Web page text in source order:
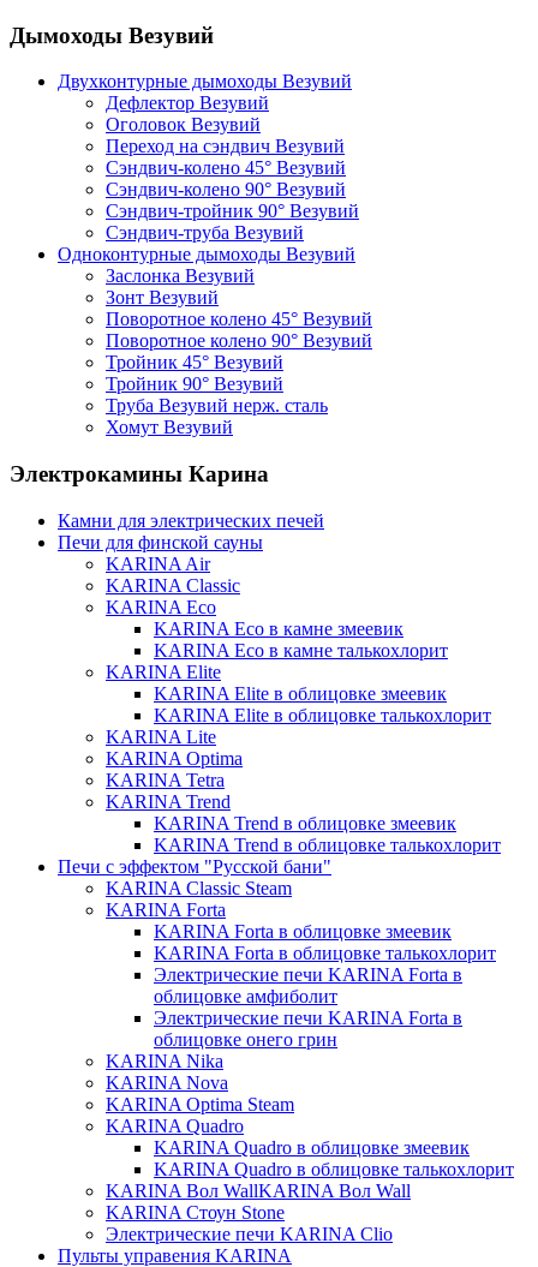
Дымоходы Везувий
Двухконтурные дымоходы Везувий
Дефлектор Везувий
Оголовок Везувий
Переход на сэндвич Везувий
Сэндвич-колено 45° Везувий
Сэндвич-колено 90° Везувий
Сэндвич-тройник 90° Везувий
Сэндвич-труба Везувий
Одноконтурные дымоходы Везувий
Заслонка Везувий
Зонт Везувий
Поворотное колено 45° Везувий
Поворотное колено 90° Везувий
Тройник 45° Везувий
Тройник 90° Везувий
Труба Везувий нерж. сталь
Хомут Везувий
Электрокамины Карина
Камни для электрических печей
Печи для финской сауны
KARINA Air
KARINA Classic
KARINA Eco
KARINA Eco в камне змеевик
KARINA Eco в камне талькохлорит
KARINA Elite
KARINA Elite в облицовке змеевик
KARINA Elite в облицовке талькохлорит
KARINA Lite
KARINA Optima
KARINA Tetra
KARINA Trend
KARINA Trend в облицовке змеевик
KARINA Trend в облицовке талькохлорит
Печи с эффектом "Русской бани"
KARINA Classic Steam
KARINA Forta
KARINA Forta в облицовке змеевик
KARINA Forta в облицовке талькохлорит
Электрические печи KARINA Forta в
облицовке амфиболит
Электрические печи KARINA Forta в
облицовке онего грин
KARINA Nika
KARINA Nova
KARINA Optima Steam
KARINA Quadro
KARINA Quadro в облицовке змеевик
KARINA Quadro в облицовке талькохлорит
KARINA Вол WallKARINA Вол Wall
KARINA Стоун Stone
Электрические печи KARINA Clio
Пульты управения KARINA